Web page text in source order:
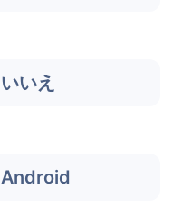
いいえ
Android